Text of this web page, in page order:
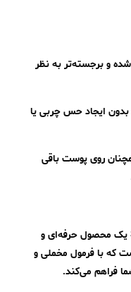
و برجسته‌تر به نظر
ایجاد حس چربی یا
روی پوست باقی
✔ پالت کانتور شیگلم مدل STEREO FACE یک محصول حرفه‌ای و
که با فرمول مخملی و
فراهم می‌کند.